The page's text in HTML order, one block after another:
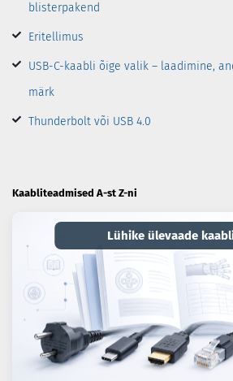
blisterpakend
Eritellimus
USB-C-kaabli õige valik – laadimine,
märk
Thunderbolt või USB 4.0
Kaabliteadmised A-st Z-ni
Lühike ülevaade